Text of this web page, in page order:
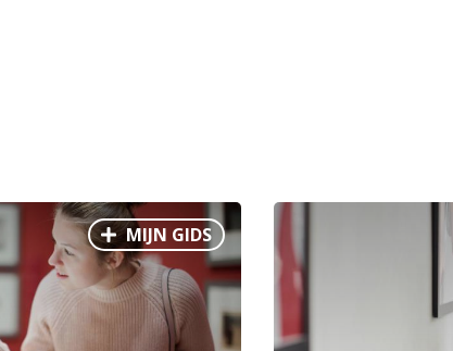
MIJN GIDS